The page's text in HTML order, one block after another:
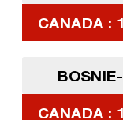
CANADA :
CANADA :